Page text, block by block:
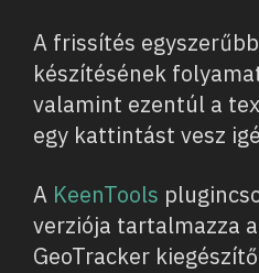
A frissítés
készítésének
valamint ezentúl a
egy kattintást vesz
A KeenTools
verziója tartalmazza
GeoTracker